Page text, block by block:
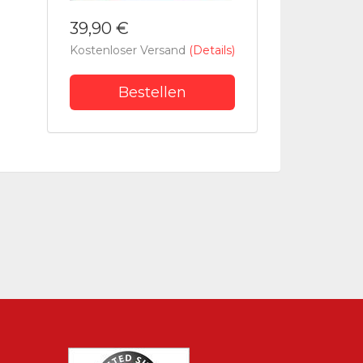
39,90 €
Kostenloser Versand (Details)
Bestellen